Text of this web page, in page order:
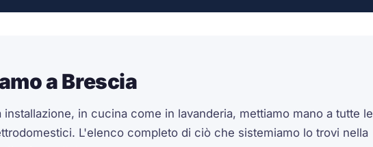
a Brescia
installazione, in cucina come in lavanderia, mettiamo mano a tutte le
L'elenco completo di ciò che sistemiamo lo trovi nella